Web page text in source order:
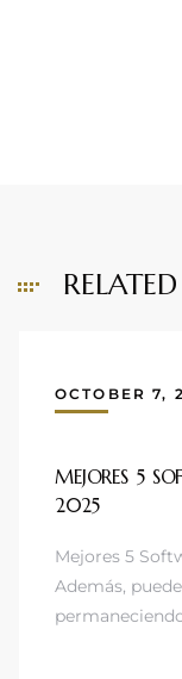
OCTOBER 7,
MEJORES 5
2025
Mejores 5
Además,